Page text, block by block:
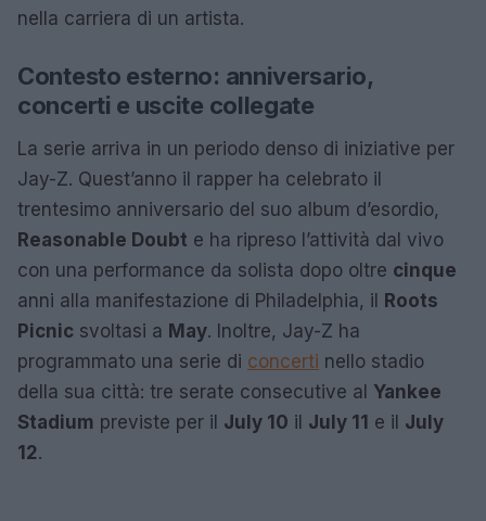
nella carriera di un artista.
Contesto esterno: anniversario,
concerti e uscite collegate
La serie arriva in un periodo denso di iniziative per
Jay-Z. Quest’anno il rapper ha celebrato il
trentesimo anniversario del suo album d’esordio,
Reasonable Doubt e ha ripreso l’attività dal vivo
con una performance da solista dopo oltre cinque
anni alla manifestazione di Philadelphia, il
Roots
Picnic svoltasi a May. Inoltre, Jay-Z ha
programmato una serie di concerti nello stadio
della sua città: tre serate consecutive al Yankee
Stadium previste per il July 10 il July 11 e il July
12.